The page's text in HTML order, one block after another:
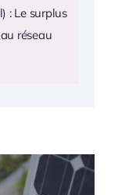
: Le surplus
réseau